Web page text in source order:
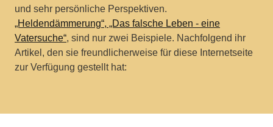
und sehr persönliche Perspektiven.
„Heldendämmerung“, „Das falsche Leben - eine
Vatersuche“, sind nur zwei Beispiele. Nachfolgend ihr
Artikel, den sie freundlicherweise für diese Internetseite
zur Verfügung gestellt hat: